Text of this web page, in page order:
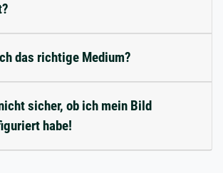
das richtige Medium?
sicher, ob ich mein Bild
habe!